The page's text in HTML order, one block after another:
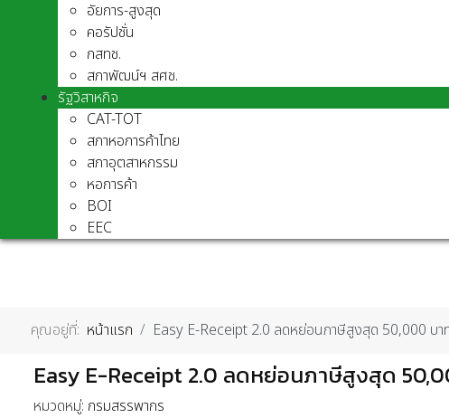
อัยการ-สูงสุด
คอรัปชั่น
กสทช.
สภาพัฒน์ฯ สศช.
รัฐวิสาหกิจ
CAT-TOT
สภาหอการค้าไทย
สภาอุตสาหกรรม
หอการค้า
BOI
EEC
คุณอยู่ที่: หน้าแรก Easy E-Receipt 2.0 ลดหย่อนภาษีสูงสุด 50,000 บา
Easy E-Receipt 2.0 ลดหย่อนภาษีสูงสุด
หมวดหมู่: กรมสรรพากร